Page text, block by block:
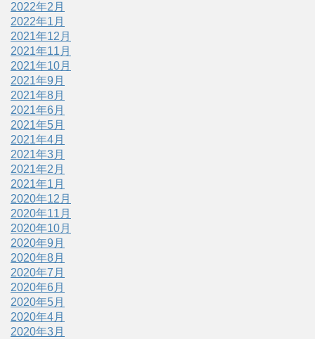
2022年2月
2022年1月
2021年12月
2021年11月
2021年10月
2021年9月
2021年8月
2021年6月
2021年5月
2021年4月
2021年3月
2021年2月
2021年1月
2020年12月
2020年11月
2020年10月
2020年9月
2020年8月
2020年7月
2020年6月
2020年5月
2020年4月
2020年3月